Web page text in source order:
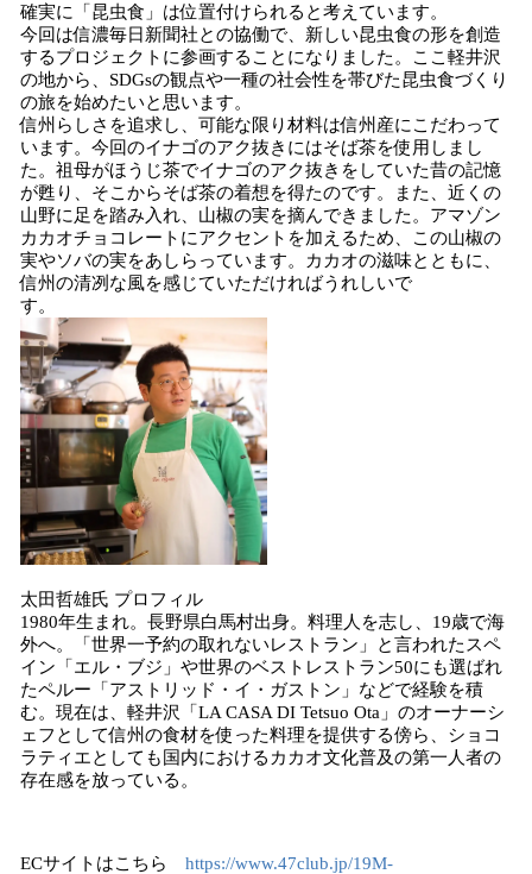
確実に「昆虫食」は位置付けられると考えています。
今回は信濃毎日新聞社との協働で、新しい昆虫食の形を創造
するプロジェクトに参画することになりました。ここ軽井沢
の地から、SDGsの観点や一種の社会性を帯びた昆虫食づくり
の旅を始めたいと思います。
信州らしさを追求し、可能な限り材料は信州産にこだわって
います。今回のイナゴのアク抜きにはそば茶を使用しまし
た。祖母がほうじ茶でイナゴのアク抜きをしていた昔の記憶
が甦り、そこからそば茶の着想を得たのです。また、近くの
山野に足を踏み入れ、山椒の実を摘んできました。アマゾン
カカオチョコレートにアクセントを加えるため、この山椒の
実やソバの実をあしらっています。カカオの滋味とともに、
信州の清冽な風を感じていただければうれしいで
す。
太田哲雄氏 プロフィル
1980年生まれ。長野県白馬村出身。料理人を志し、19歳で海
外へ。「世界一予約の取れないレストラン」と言われたスペ
イン「エル・ブジ」や世界のベストレストラン50にも選ばれ
たペルー「アストリッド・イ・ガストン」などで経験を積
む。現在は、軽井沢「LA CASA DI Tetsuo Ota」のオーナーシ
ェフとして信州の食材を使った料理を提供する傍ら、ショコ
ラティエとしても国内におけるカカオ文化普及の第一人者の
存在感を放っている。
ECサイトはこちら https://www.47club.jp/19M-